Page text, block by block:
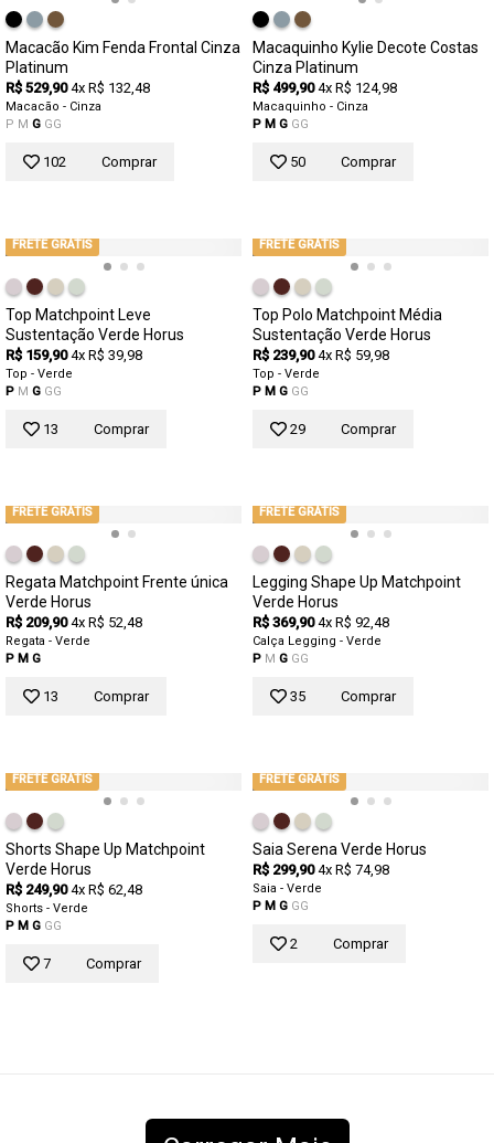
Macacão Kim Fenda Frontal Cinza
Platinum
R$ 529,90 4x R$ 132,48
Macacão - Cinza
P M G GG
102 Comprar
Macaquinho Kylie Decote Costas
Cinza Platinum
R$ 499,90 4x R$ 124,98
Macaquinho - Cinza
P M G GG
50 Comprar
FRETE GRÁTIS
Top Matchpoint Leve
Sustentação Verde Horus
R$ 159,90 4x R$ 39,98
Top - Verde
P M G GG
13 Comprar
FRETE GRÁTIS
Top Polo Matchpoint Média
Sustentação Verde Horus
R$ 239,90 4x R$ 59,98
Top - Verde
P M G GG
29 Comprar
FRETE GRÁTIS
Regata Matchpoint Frente única
Verde Horus
R$ 209,90 4x R$ 52,48
Regata - Verde
P M G
13 Comprar
FRETE GRÁTIS
Legging Shape Up Matchpoint
Verde Horus
R$ 369,90 4x R$ 92,48
Calça Legging - Verde
P M G GG
35 Comprar
FRETE GRÁTIS
Shorts Shape Up Matchpoint
Verde Horus
R$ 249,90 4x R$ 62,48
Shorts - Verde
P M G GG
7 Comprar
FRETE GRÁTIS
Saia Serena Verde Horus
R$ 299,90 4x R$ 74,98
Saia - Verde
P M G GG
2 Comprar